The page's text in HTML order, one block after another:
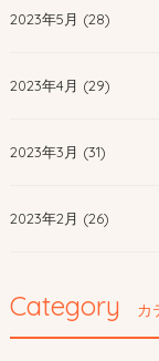
2023年5月 (28)
2023年4月 (29)
2023年3月 (31)
2023年2月 (26)
Category カ